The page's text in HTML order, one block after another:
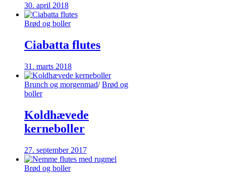
30. april 2018
Brød og boller
Ciabatta flutes
31. marts 2018
Brunch og morgenmad/ Brød og
boller
Koldhævede
kerneboller
27. september 2017
Brød og boller